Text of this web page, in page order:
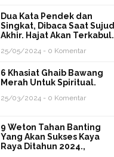
Dua Kata Pendek dan
Singkat, Dibaca Saat Sujud
Akhir. Hajat Akan Terkabul.
25/05/2024 - 0 Komentar
6 Khasiat Ghaib Bawang
Merah Untuk Spiritual.
25/03/2024 - 0 Komentar
9 Weton Tahan Banting
Yang Akan Sukses Kaya
Raya Ditahun 2024.,